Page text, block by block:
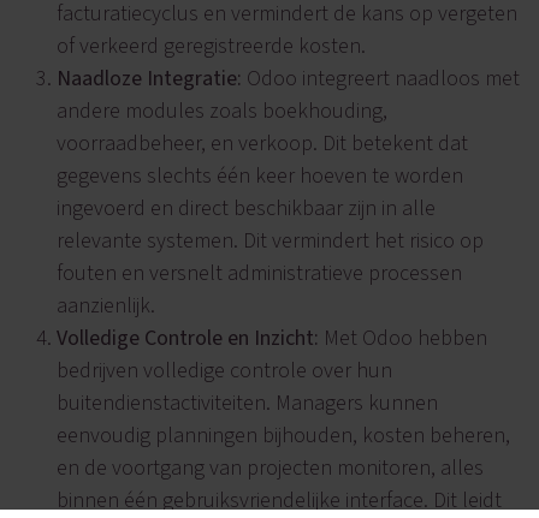
facturatiecyclus en vermindert de kans op vergeten
of verkeerd geregistreerde kosten.
Naadloze Integratie: Odoo integreert naadloos met
andere modules zoals boekhouding,
voorraadbeheer, en verkoop. Dit betekent dat
gegevens slechts één keer hoeven te worden
ingevoerd en direct beschikbaar zijn in alle
relevante systemen. Dit vermindert het risico op
fouten en versnelt administratieve processen
aanzienlijk.
Volledige Controle en Inzicht: Met Odoo hebben
bedrijven volledige controle over hun
buitendienstactiviteiten. Managers kunnen
eenvoudig planningen bijhouden, kosten beheren,
en de voortgang van projecten monitoren, alles
binnen één gebruiksvriendelijke interface. Dit leidt